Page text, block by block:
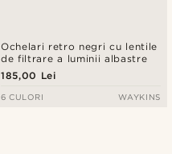
Ochelari retro negri cu lentile
de filtrare a luminii albastre
185,00 Lei
6 CULORI WAYKINS